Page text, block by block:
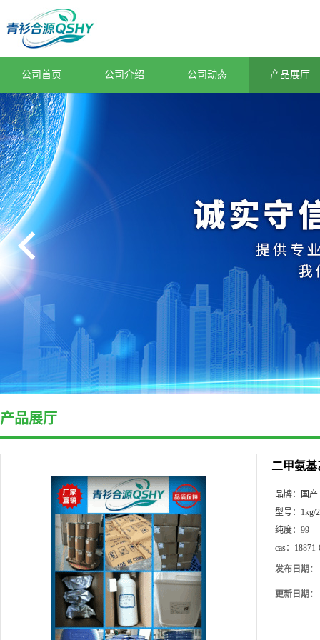
公司首页 公司介绍 公司动态 产品展厅
产品展厅
二甲氨基
品牌：
国产
型号： 1kg/
纯度： 99
cas：
发布日期：
更新日期：